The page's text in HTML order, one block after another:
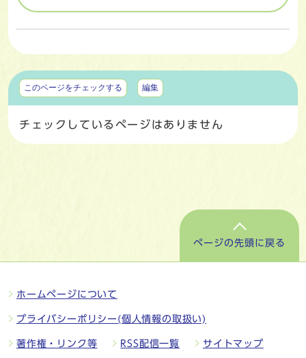
マイページ
このページをチェックする 編集
チェックしているページはありません
ページの先頭に戻る
ホームページについて
プライバシーポリシー(個人情報の取扱い)
著作権・リンク等 RSS配信一覧 サイトマップ